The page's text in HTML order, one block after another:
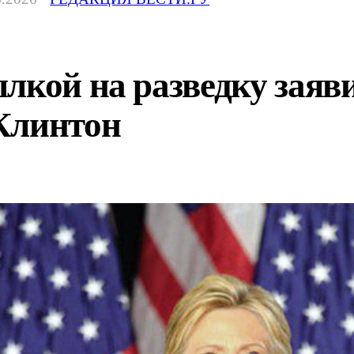
на разведку